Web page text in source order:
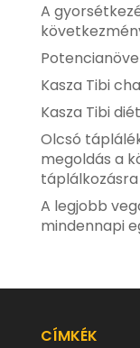
A
Kasza Tibi
Kasza Tibi
Olcsó
megoldás a
táplálkozásra
A legjobb
mindennapi
CÍMKÉK